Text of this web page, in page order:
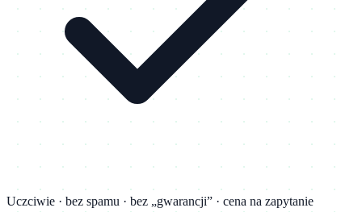
Uczciwie · bez spamu · bez „gwarancji” · cena na zapytanie